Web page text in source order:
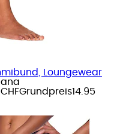
Loungewear
Grundpreis14.95